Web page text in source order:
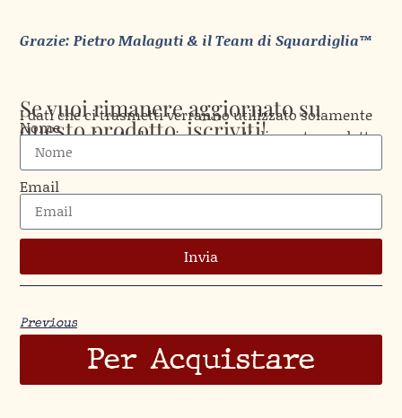
Grazie: Pietro Malaguti & il Team di Squardiglia™
Se vuoi rimanere aggiornato su
questo prodotto, iscriviti!
I dati che ci trasmetti verranno utilizzato solamente
per comunicarti gli aggiornamenti di questo prodotto.
Nome
Email
Invia
Previous
Per Acquistare